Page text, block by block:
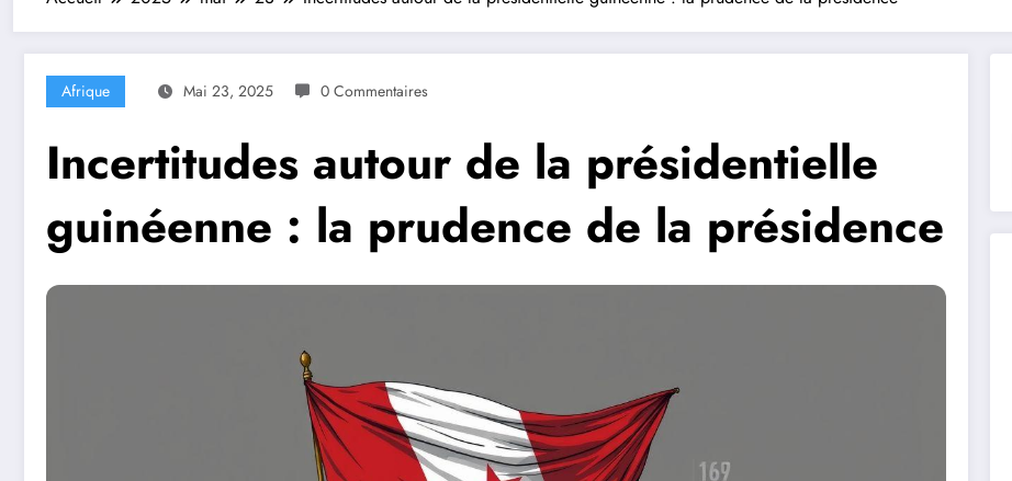
Afrique Mai 23, 2025 0 Commentaires
Incertitudes autour de la présidentielle
guinéenne : la prudence de la présidence